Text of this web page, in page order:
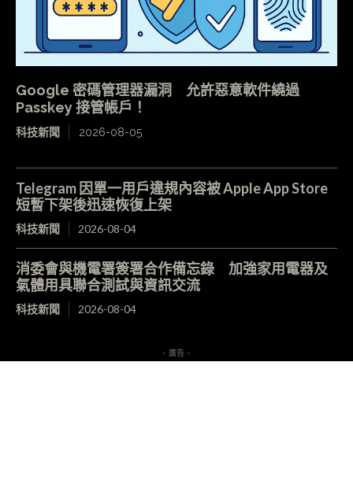
Google 密碼管理器漏洞 允許惡意軟件繞過
Passkey 接管帳戶！
科技新聞 2026-08-05
Telegram 因單一用戶違規內容被 Apple App Store
短暫下架後迅速恢復上架
科技新聞 2026-08-04
消委會與機電署簽署合作備忘錄 加強家用電器及
氣體用具聯合測試與資訊交流
科技新聞 2026-08-04
- 廣告 -